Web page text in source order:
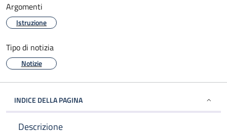
Argomenti
Istruzione
Tipo di notizia
Notizie
INDICE DELLA PAGINA
Descrizione